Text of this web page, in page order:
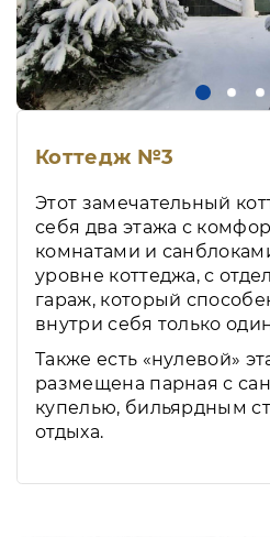
Коттедж №3
Этот замечательный
себя два этажа с
комнатами и
уровне коттеджа, с
гараж, который
внутри себя только
Также есть «нулевой»
размещена парная с
купелью, бильярдным
отдыха.